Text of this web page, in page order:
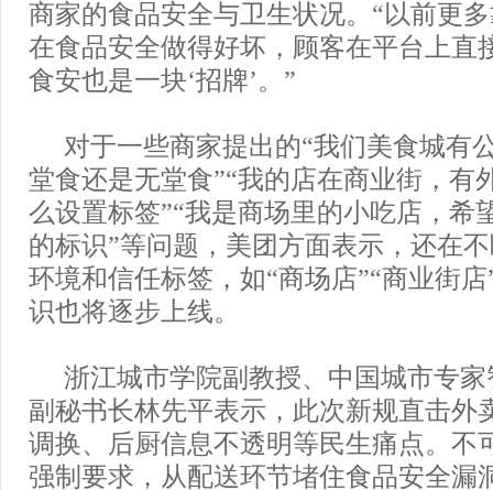
商家的食品安全与卫生状况。“以前更
在食品安全做得好坏，顾客在平台上直
食安也是一块‘招牌’。”
对于一些商家提出的“我们美食城有
堂食还是无堂食”“我的店在商业街，有
么设置标签”“我是商场里的小吃店，希
的标识”等问题，美团方面表示，还在
环境和信任标签，如“商场店”“商业街
识也将逐步上线。
浙江城市学院副教授、中国城市专
副秘书长林先平表示，此次新规直击外
调换、后厨信息不透明等民生痛点。不
强制要求，从配送环节堵住食品安全漏